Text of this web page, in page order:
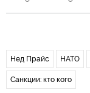
Нед Прайс НАТО
Санкции: кто кого